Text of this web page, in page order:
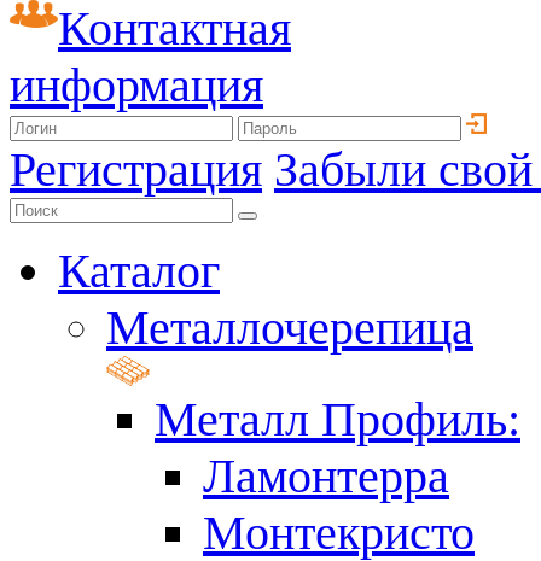
Контактная
информация
Регистрация Забыли
Каталог
Металлочерепица
Металл Профиль:
Ламонтерра
Монтекристо